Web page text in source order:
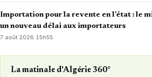
Importation pour la revente en l’état : le
un nouveau délai aux importateurs
7 août 2026· 15h55
La matinale d'Algérie 360°